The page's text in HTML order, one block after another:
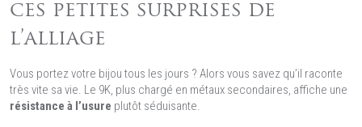
ces petites surprises de
l’alliage
Vous portez votre bijou tous les jours ? Alors vous savez qu’il raconte
très vite sa vie. Le 9K, plus chargé en métaux secondaires, affiche une
résistance à l’usure plutôt séduisante.